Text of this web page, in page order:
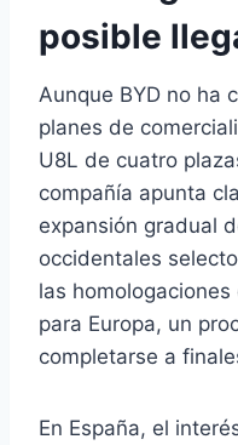
posible
Aunque BYD no ha
planes de
U8L de cuatro
compañía apunta
expansión gradual
occidentales
las
para Europa, un
completarse a
En España, el